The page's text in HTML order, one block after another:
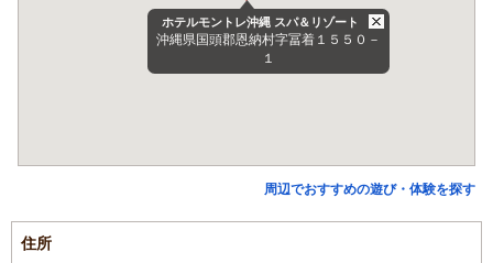
ホテルモントレ沖縄 スパ＆リゾート
沖縄県国頭郡恩納村字冨着１５５０－
１
周辺でおすすめの遊び・体験を探す
住所